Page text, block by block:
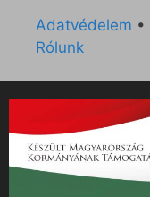
Adatvédelem •
Rólunk